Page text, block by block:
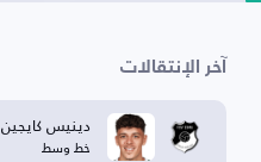
آخر الإنتقالات
دينيس كايجين
خط وسط